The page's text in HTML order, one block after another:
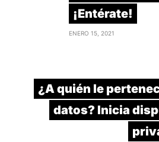
¡Entérate!
ENERO 15, 2021
¿A quién le
datos? Inicia